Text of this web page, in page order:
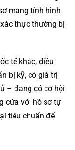
mang tính hình
thực thường bị
tế khác, điều
bị kỹ, có giá trị
– đang có cơ hội
cửa với hồ sơ tự
tiêu chuẩn để